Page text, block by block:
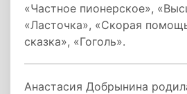
«Частное пионерское»,
«Ласточка», «Скорая
сказка», «Гоголь».
Анастасия Добрынина